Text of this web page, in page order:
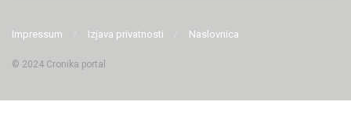
Impressum Izjava privatnosti Naslovnica
© 2024 Cronika portal